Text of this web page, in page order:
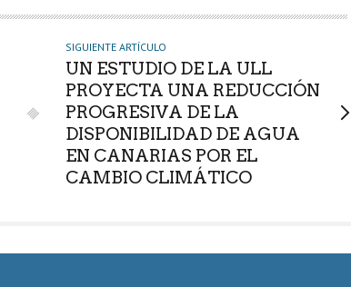
SIGUIENTE ARTÍCULO
UN ESTUDIO DE LA ULL
PROYECTA UNA REDUCCIÓN
PROGRESIVA DE LA
DISPONIBILIDAD DE AGUA
EN CANARIAS POR EL
CAMBIO CLIMÁTICO